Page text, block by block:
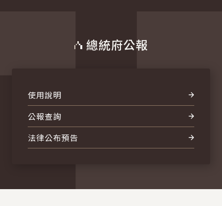
總統府公報
使用說明
公報查詢
法律公布預告